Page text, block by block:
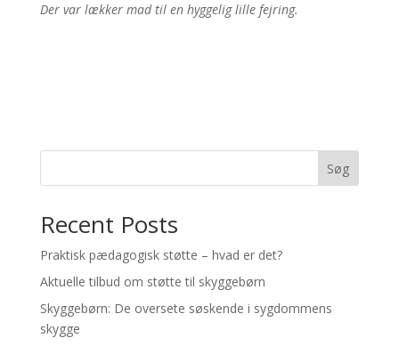
Der var lækker mad til en hyggelig lille fejring.
Søg
Recent Posts
Praktisk pædagogisk støtte – hvad er det?
Aktuelle tilbud om støtte til skyggebørn
Skyggebørn: De oversete søskende i sygdommens
skygge